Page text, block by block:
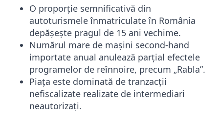
O proporție semnificativă din
autoturismele înmatriculate în România
depășește pragul de 15 ani vechime.
Numărul mare de mașini second-hand
importate anual anulează parțial efectele
programelor de reînnoire, precum „Rabla”.
Piața este dominată de tranzacții
nefiscalizate realizate de intermediari
neautorizați.